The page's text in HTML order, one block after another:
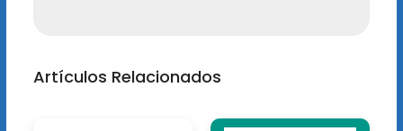
Artículos Relacionados